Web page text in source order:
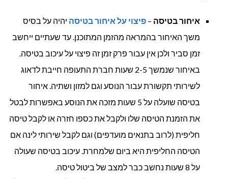
איחור בטיסה – פיצוי על איחור בטיסה יהיה על בסיס
משך האיחור בהמראה מהזמן המתוכנן. עד שעתיים ייחשב
זמן סביר ולכן אין עבור פרק זמן זה פיצוי על עיכוב בטיסה.
באיחור שנמשך 2-5 שעות חברת התעופה חייבת לדאוג
לשירותי תקשורת עבור הנוסע וגם למזון ושתיה. איחור
בטיסה שועלה על 5 שעות מזכה את הנוסע באפשרות לבטל
את הזמנת הטיסה שלו ולקבל את כספו חזרה או לקבל טיסה
חליפית (לרוב בתנאים מועדפים) וגם לקבל שירותי לינה אם
הטיסה החליפית היא ביום שלמחרת. עיכוב בטיסה שעולה
על 8 שעות נחשב כבר למצב של ביטול טיסה.